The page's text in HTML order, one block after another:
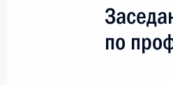
по